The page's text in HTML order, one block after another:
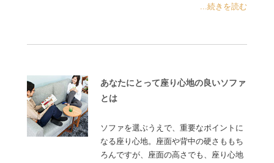
...続きを読む
あなたにとって座り心地の良いソファ
とは
ソファを選ぶうえで、重要なポイントに
なる座り心地。座面や背中の硬さももち
ろんですが、座面の高さでも、座り心地